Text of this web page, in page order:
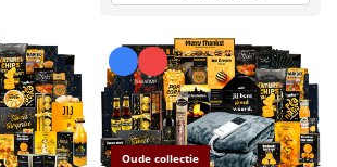
Oude collectie